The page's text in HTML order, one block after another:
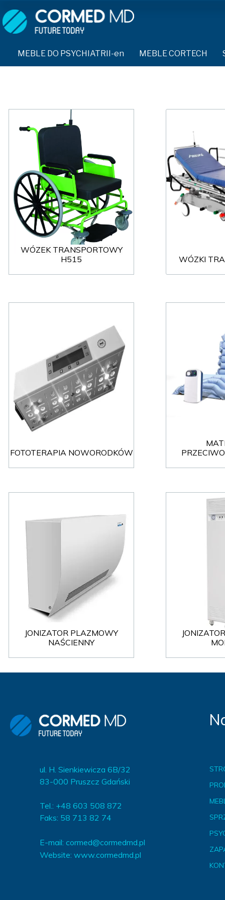
MEBLE DO PSYCHIATRII-en
DOSTAWKA SZPITALNA-en
KRZESŁA POLIPROPYLENOWE-en
STOŁY-en
SZAFY UBRANIOWE
SZAFKI PRZYŁÓŻKOWE-en
MEBLE PIANKOWE FEEK
MEBLE BEHAWIORALNE-en
MEBLE WIĘZIENNE-en
OBUDOWA OCHRONNA TV
MEBLE CORTECH
MEBLE DO PSYCHIATRII-en
DOSTAWKA SZPITALNA-en
KRZESŁA POLIPROPYLENOWE-en
STOŁY-en
SZAFY UBRANIOWE Z LAMINATU-en
SZAFKI PRZYŁÓŻKOWE-en
MEBLE BEHAWIORALNE-en
MEBLE WIĘZIENNE-en
SPRZĘT DO PSYCHIATRII
OCHRANIACZ NA DŁONIE-
KASK OCHRONNY-en
MASKA PRZECIW
BODYFIX OCHRONNA
KAMIZELKA
FOTEL
JONIZATOR PLAZMOWY
NAŚCIENNY
FOTOTERAPIA NOWORODKÓW
WÓZKI
WÓZEK TRANSPORTOWY
H515
ul. H. Sienkiewicza 6B/32
83-000 Pruszcz Gdański
Tel.: +48 603 508 872
Faks: 58 713 82 74
E-mail: cormed@cormedmd.pl
Website: www.cormedmd.pl